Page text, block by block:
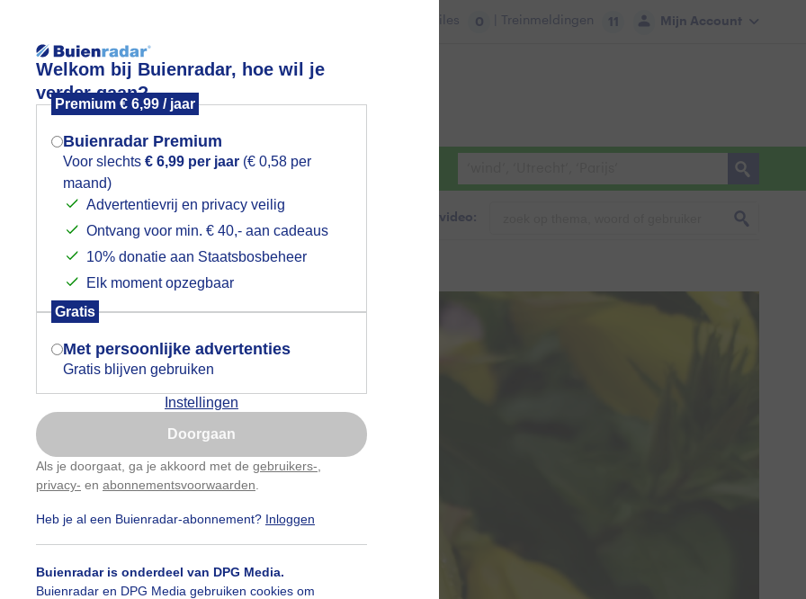
Welkom bij Buienradar, hoe wil je
verder gaan?
Premium € 6,99 / jaar
Buienradar Premium
Voor slechts € 6,99 per jaar (€ 0,58 per
maand)
Advertentievrij en privacy veilig
Ontvang voor min. € 40,- aan cadeaus
10% donatie aan Staatsbosbeheer
Elk moment opzegbaar
Gratis
Met persoonlijke advertenties
Gratis blijven gebruiken
Instellingen
Doorgaan
Als je doorgaat, ga je akkoord met de gebruikers-
privacy- en abonnementsvoorwaarden
Heb je al een Buienradar-abonnement? Inloggen
Buienradar is onderdeel van DPG Media.
Buienradar en DPG Media gebruiken cookies om
Mijn Account
Files 0 | Treinmeldingen 11
Foto en video Weerzine
Zoeken in foto & video:
Mogen we je locatie gebruiken voor
het weer?
Indien je hier nog geen akkoord op hebt
gegeven, verschijnt er zo een pop-up uit
je browser waarin deze toestemming
gevraagd wordt.
Is goed, toon de popup
Nu niet, misschien later
Gebruik je Safari en wil je niet elke dag deze pop-up
Klikhierom dit aan te passen